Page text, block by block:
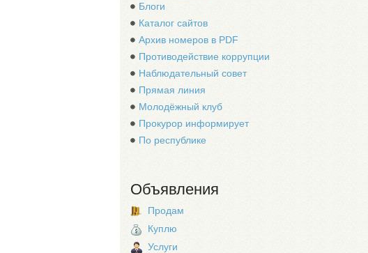
Блоги
Каталог сайтов
Архив номеров в PDF
Противодействие коррупции
Наблюдательный совет
Прямая линия
Молодёжный клуб
Прокурор информирует
По республике
Объявления
Продам
Куплю
Услуги